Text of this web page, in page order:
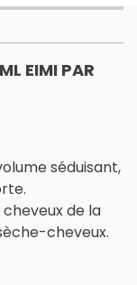
EIMI PAR
séduisant,
de la
cheveux.